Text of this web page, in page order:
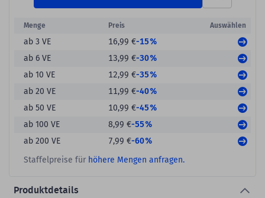
Menge Preis Auswählen
ab 3 VE 16,99 €-15%
ab 6 VE
13,99 €-30%
ab 10 VE
12,99 €-35%
ab 20 VE
11,99 €-40%
ab 50 VE
10,99 €-45%
ab 100 VE
8,99 €-55%
ab 200 VE
7,99 €-60%
Staffelpreise für höhere Mengen anfragen.
Produktdetails